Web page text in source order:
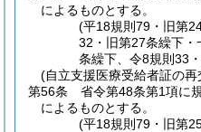
によるものとする。
(平18規則79・旧第
32・旧第27条繰下
条繰下、令8規則33
(自立支援医療受給者証の再
第56条
省令第48条第1項に
によるものとする。
(平18規則79・旧第